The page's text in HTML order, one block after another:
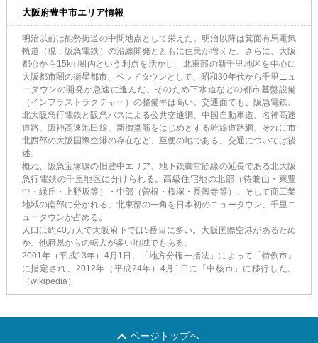
大阪府豊中市エリア情報
明治以前は能勢街道の中間地点として栄えた。明治以降は箕面有馬電気
軌道（現：阪急電鉄）の沿線開発とともに住民が増えた。さらに、大阪
都心から15km圏内という利点を活かし、北東部の新千里地区を中心に
大阪都市圏の衛星都市、ベッドタウンとして、昭和30年代から千里ニュ
ータウンの開発が急速に進んだ。そのため下水道などの都市基盤設備
（インフラストラクチャー）の整備率は高い。交通面でも、阪急電鉄、
北大阪急行電鉄と阪急バスによる公共交通網、中国自動車道、名神高速
道路、阪神高速池田線、新御堂筋をはじめとする幹線道路網、それに市
北西部の大阪国際空港の存在など、至便の地である。交通については後
述。
概ね、阪急宝塚線の旧豊中エリア、地下鉄御堂筋線の延長である北大阪
急行電鉄の千里地区に分けられる。高級住宅地の北部（待兼山・東豊
中・緑丘・上野坂等）・中部（曽根・桜塚・長興寺等）、そして商工業
地域の南部に分かれる。北東部の一角を日本初のニュータウン、千里ニ
ュータウンが占める。
人口は約40万人で大阪府下では5番目に多い。大阪国際空港があるため
か、他府県からの転入が多い地域でもある。
2001年（平成13年）4月1日、「地方分権一括法」によって「特例市」
に指定され、2012年（平成24年）4月1日に「中核市」に移行した。
（wikipedia）
ページトップへ